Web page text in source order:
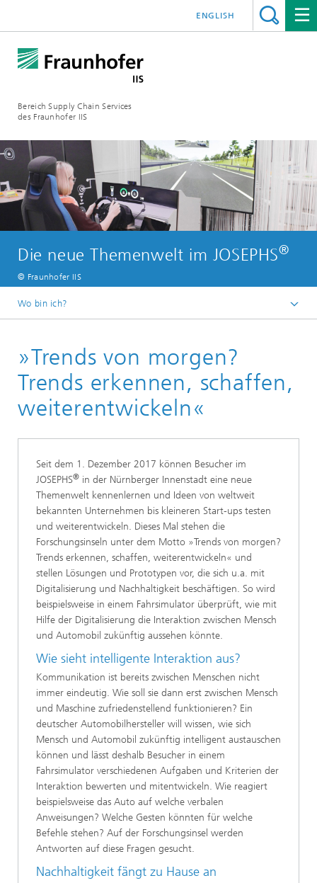
Bereich Supply Chain Services
des Fraunhofer IIS
ENGLISH
Die neue Themenwelt im JOSEPHS®
© Fraunhofer IIS
Wo bin ich?
Newsletter
Newsletter-Archiv
®
»Trends von morgen?
Trends erkennen, schaffen,
weiterentwickeln«
Seit dem 1. Dezember 2017 können Besucher im
JOSEPHS® in der Nürnberger Innenstadt eine neue
Themenwelt kennenlernen und Ideen von weltweit
bekannten Unternehmen bis kleineren Start-ups testen
und weiterentwickeln. Dieses Mal stehen die
Forschungsinseln unter dem Motto »Trends von morgen?
Trends erkennen, schaffen, weiterentwickeln« und
stellen Lösungen und Prototypen vor, die sich u.a. mit
Digitalisierung und Nachhaltigkeit beschäftigen. So wird
beispielsweise in einem Fahrsimulator überprüft, wie mit
Hilfe der Digitalisierung die Interaktion zwischen Mensch
und Automobil zukünftig aussehen könnte.
Wie sieht intelligente Interaktion aus?
Kommunikation ist bereits zwischen Menschen nicht
immer eindeutig. Wie soll sie dann erst zwischen Mensch
und Maschine zufriedenstellend funktionieren? Ein
deutscher Automobilhersteller will wissen, wie sich
Mensch und Automobil zukünftig intelligent austauschen
können und lässt deshalb Besucher in einem
Fahrsimulator verschiedenen Aufgaben und Kriterien der
Interaktion bewerten und mitentwickeln. Wie reagiert
beispielsweise das Auto auf welche verbalen
Anweisungen? Welche Gesten könnten für welche
Befehle stehen? Auf der Forschungsinsel werden
Antworten auf diese Fragen gesucht.
Nachhaltigkeit fängt zu Hause an